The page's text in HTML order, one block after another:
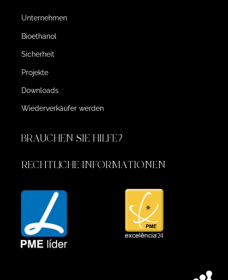
Unternehmen
Bioethanol
Sicherheit
Projekte
Downloads
Wiederverkäufer werden
BRAUCHEN SIE HILFE?
RECHTLICHE INFORMATIONEN